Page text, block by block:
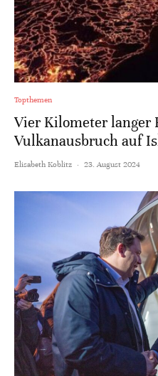
Topthemen
Vier Kilometer langer
Vulkanausbruch auf
Elisabeth Koblitz · 23. August 2024